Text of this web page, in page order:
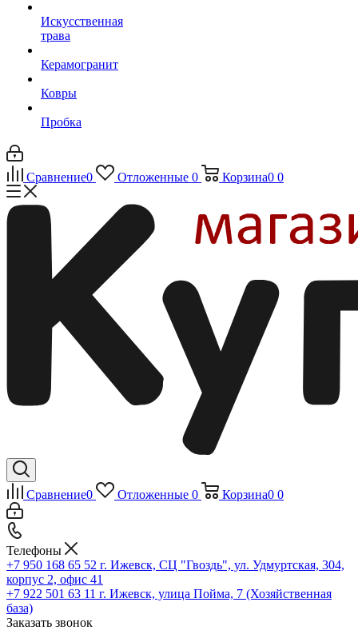
Искусственная
трава
Керамогранит
Ковры
Пробка
Сравнение0 Отложенные 0 Корзина0 0
Сравнение0 Отложенные 0 Корзина0 0
Телефоны
+7 950 168 65 52 г. Ижевск, СЦ "Гвоздь", ул. Удмуртская, 304,
корпус 2, офис 41
+7 922 501 63 11 г. Ижевск, улица Пойма, 7 (Хозяйственная
база)
Заказать звонок